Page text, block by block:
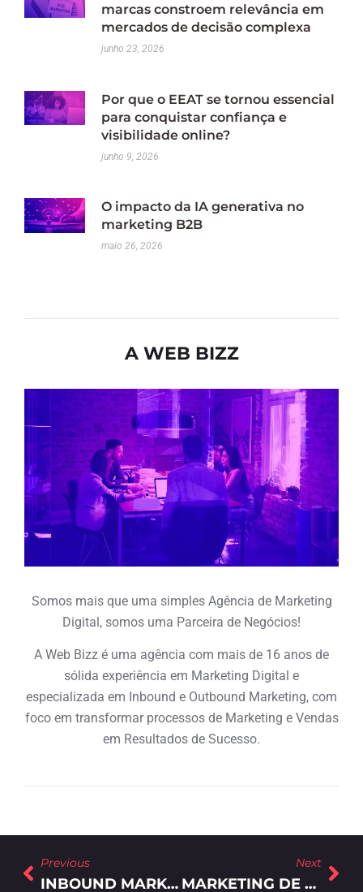
marcas constroem relevância em
mercados de decisão complexa
junho 23, 2026
Por que o EEAT se tornou essencial
para conquistar confiança e
visibilidade online?
junho 9, 2026
O impacto da IA generativa no
marketing B2B
maio 26, 2026
A WEB BIZZ
Somos mais que uma simples Agência de Marketing
Digital, somos uma Parceira de Negócios!
A Web Bizz é uma agência com mais de 16 anos de
sólida experiência em Marketing Digital e
especializada em Inbound e Outbound Marketing, com
foco em transformar processos de Marketing e Vendas
em Resultados de Sucesso.
Previous
INBOUND MARKETING: 5 ESTRATÉGIAS INDISPENSÁVEIS EM SUA CAMPANHA!
Next
MARKETING DE PERFORMANCE PODE MESMO AJUDAR SUA EMPRESA?